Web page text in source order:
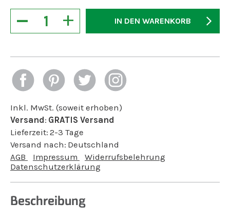
+
− IN DEN WARENKORB
Inkl. MwSt. (soweit erhoben)
Versand: GRATIS Versand
Lieferzeit: 2-3 Tage
Versand nach: Deutschland
AGB
Impressum
Widerrufsbelehrung
Datenschutzerklärung
Beschreibung